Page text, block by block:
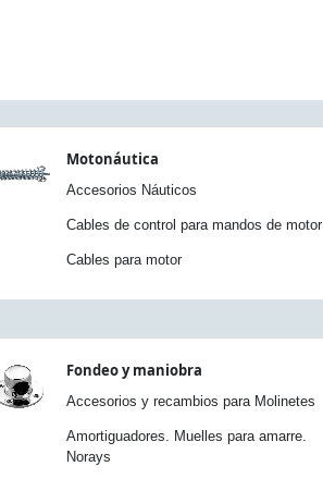
Motonáutica
Accesorios Náuticos
Cables de control para mandos de motor
Cables para motor
Fondeo y maniobra
Accesorios y recambios para Molinetes
Amortiguadores. Muelles para amarre.
Norays